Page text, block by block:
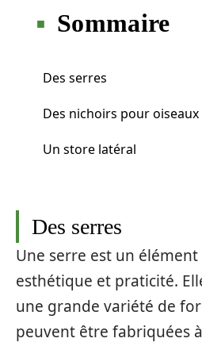
Sommaire
Des serres
Des nichoirs pour oiseaux
Un store latéral
Des serres
Une serre est un
esthétique et praticité.
une grande variété de
peuvent être fabriquées